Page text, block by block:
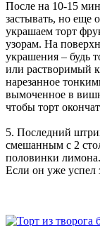
После на 10-15
застывать, но еще
украшаем торт
узорам. На
украшения – будь
или растворимый
нарезанное
вымоченное в
чтобы торт
5. Последний
смешанным с 2
половинки
Если он уже успел